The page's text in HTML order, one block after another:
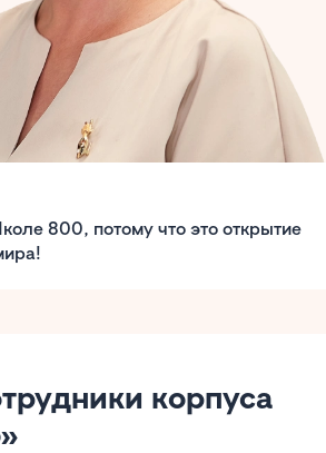
800, потому что это открытие
корпуса